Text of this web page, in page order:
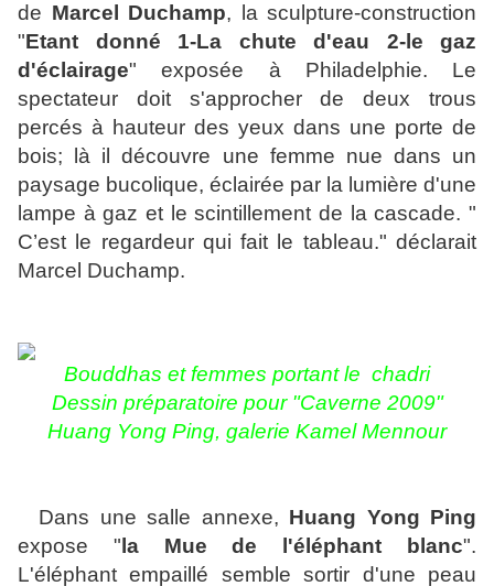
de Marcel Duchamp, la sculpture-construction
"Etant donné 1-La chute d'eau 2-le gaz
d'éclairage" exposée à Philadelphie. Le
spectateur doit s'approcher de deux trous
percés à hauteur des yeux dans une porte de
bois; là il découvre une femme nue dans un
paysage bucolique, éclairée par la lumière d'une
lampe à gaz et le scintillement de la cascade. "
C’est le regardeur qui fait le tableau." déclarait
Marcel Duchamp.
Bouddhas et femmes portant le chadri
Dessin préparatoire pour "Caverne 2009"
Huang Yong Ping, galerie Kamel Mennour
Dans une salle annexe, Huang Yong Ping
expose " la Mue de l'éléphant blanc".
L'éléphant empaillé semble sortir d'une peau